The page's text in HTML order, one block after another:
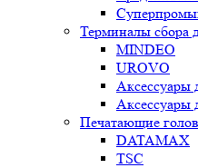
Терминалы сбора
MINDEO
UROVO
Аксессуары
Аксессуары
Печатающие
DATAMAX
TSC